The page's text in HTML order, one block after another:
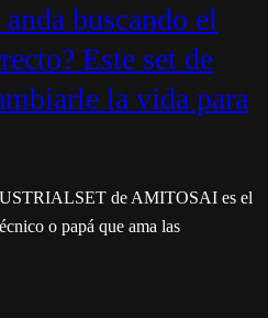
buscando el
Este set de
la vida para
de AMITOSAI es el
o papá que ama las